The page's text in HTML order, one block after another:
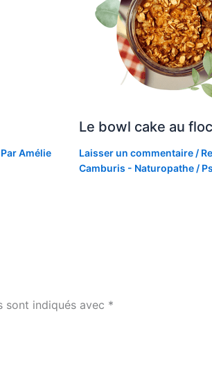
Amélie
Le bowl cake au
Laisser un commentaire /
Camburis - Naturopathe /
sont indiqués avec *